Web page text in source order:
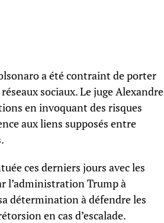
a été contraint de porter
sociaux. Le juge Alexandre
en invoquant des risques
aux liens supposés entre
ces derniers jours avec les
l’administration Trump à
détermination à défendre les
en cas d’escalade.